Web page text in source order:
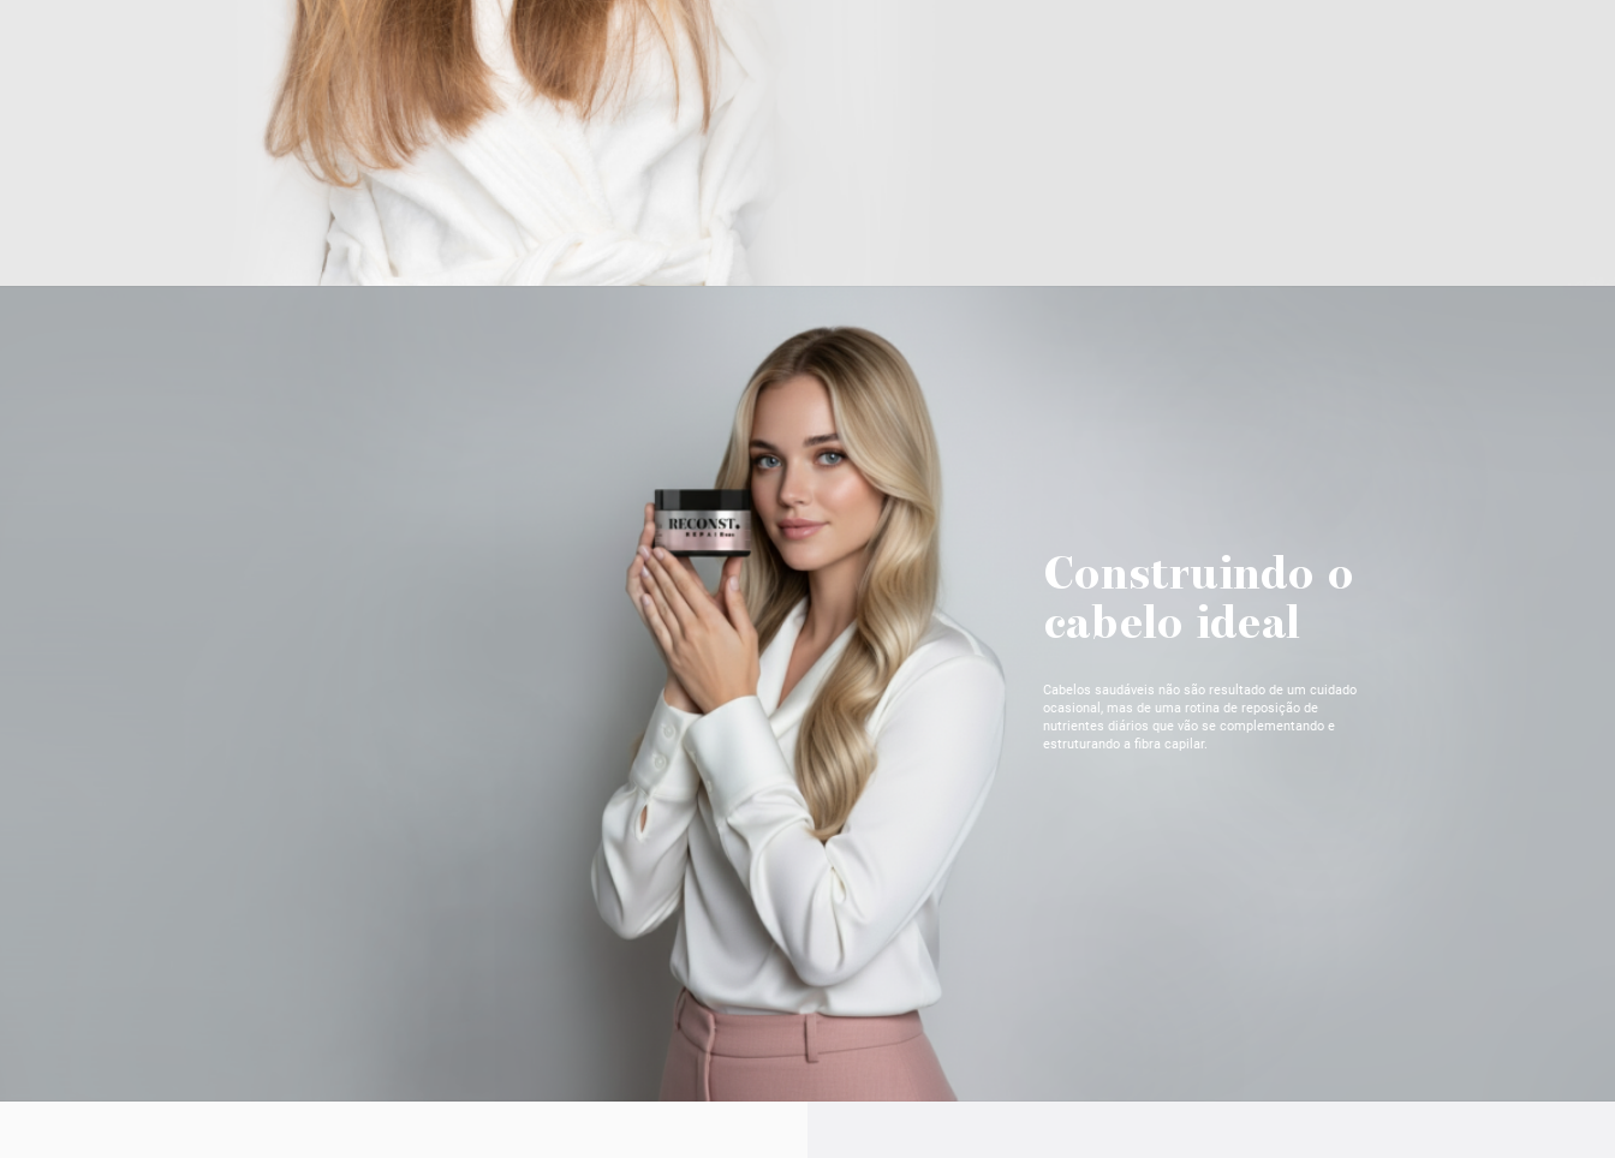
Construindo o
cabelo ideal
Cabelos saudáveis não são resultado de um cuidado
ocasional, mas de uma rotina de reposição de
nutrientes diários que vão se complementando e
estruturando a fibra capilar.